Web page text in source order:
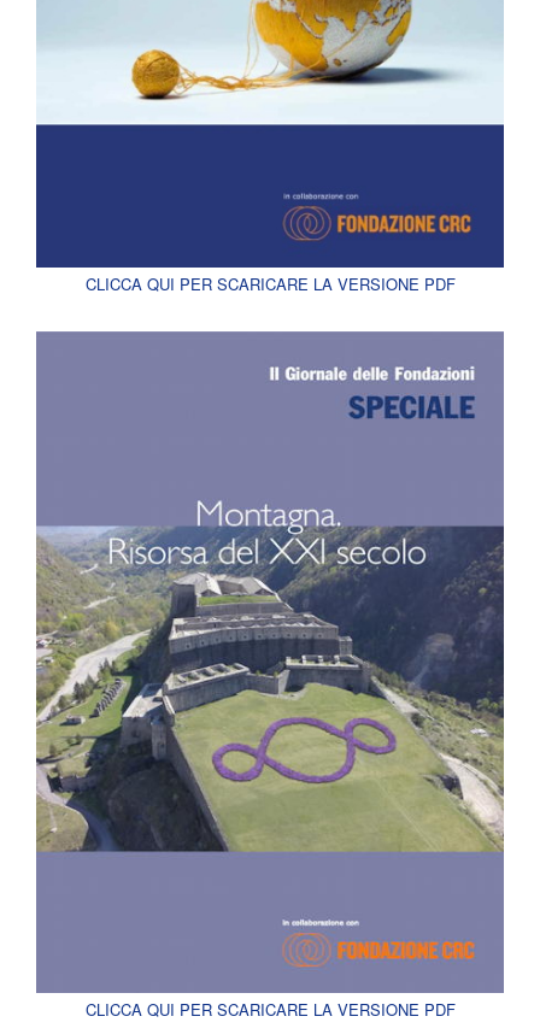
CLICCA QUI PER SCARICARE LA VERSIONE PDF
CLICCA QUI PER SCARICARE LA VERSIONE PDF